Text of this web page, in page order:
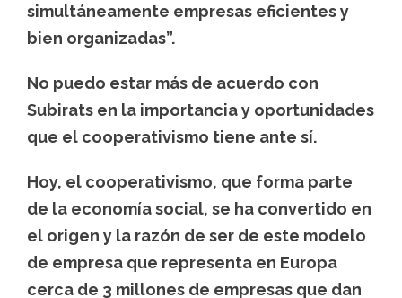
simultáneamente empresas eficientes y
bien organizadas”.
No puedo estar más de acuerdo con
Subirats en la importancia y oportunidades
que el cooperativismo tiene ante sí.
Hoy, el cooperativismo, que forma parte
de la economía social, se ha convertido en
el origen y la razón de ser de este modelo
de empresa que representa en Europa
cerca de 3 millones de empresas que dan